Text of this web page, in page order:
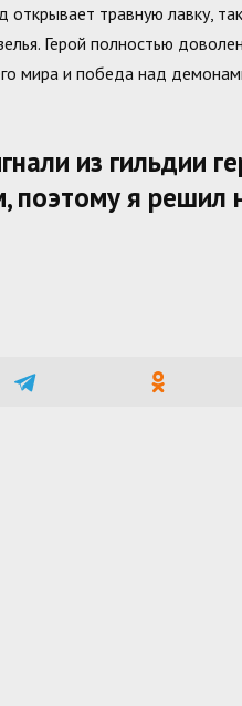
травную лавку,
Герой полностью
мира и победа над
из гильдии
поэтому я решил